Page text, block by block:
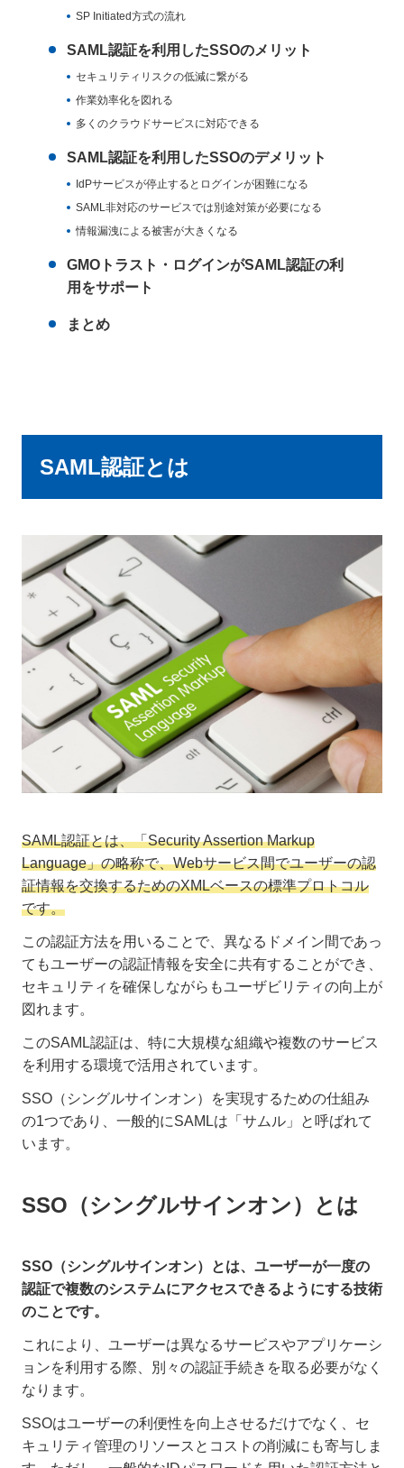
SP Initiated方式の流れ
SAML認証を利用したSSOのメリット
セキュリティリスクの低減に繋がる
作業効率化を図れる
多くのクラウドサービスに対応できる
SAML認証を利用したSSOのデメリット
IdPサービスが停止するとログインが困難になる
SAML非対応のサービスでは別途対策が必要になる
情報漏洩による被害が大きくなる
GMOトラスト・ログインがSAML認証の利
用をサポート
まとめ
SAML認証とは
SAML認証とは、「Security Assertion Markup
Language」の略称で、Webサービス間でユーザーの認
証情報を交換するためのXMLベースの標準プロトコル
です。
この認証方法を用いることで、異なるドメイン間であっ
てもユーザーの認証情報を安全に共有することができ、
セキュリティを確保しながらもユーザビリティの向上が
図れます。
このSAML認証は、特に大規模な組織や複数のサービス
を利用する環境で活用されています。
SSO（シングルサインオン）を実現するための仕組み
の1つであり、一般的にSAMLは「サムル」と呼ばれて
います。
SSO（シングルサインオン）とは
SSO（シングルサインオン）とは、ユーザーが一度の
認証で複数のシステムにアクセスできるようにする技術
のことです。
これにより、ユーザーは異なるサービスやアプリケーシ
ョンを利用する際、別々の認証手続きを取る必要がなく
なります。
SSOはユーザーの利便性を向上させるだけでなく、セ
キュリティ管理のリソースとコストの削減にも寄与しま